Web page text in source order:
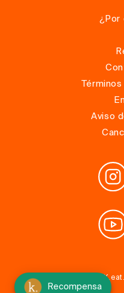
¿Por
Aviso
© 2025,
Recompensa